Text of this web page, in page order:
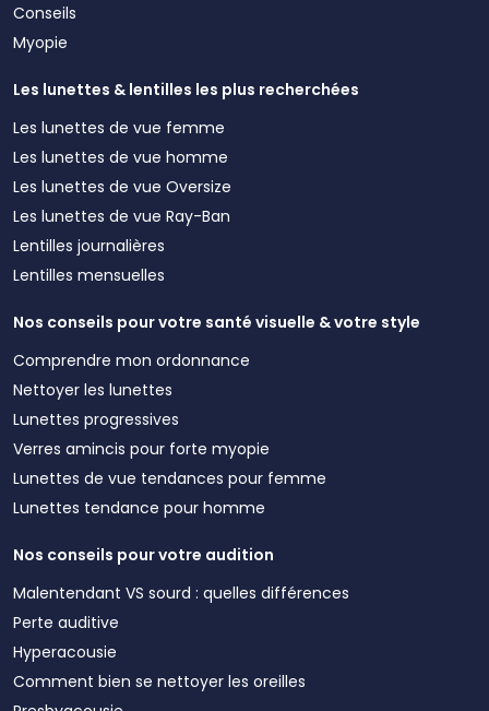
Conseils
Myopie
Les lunettes & lentilles les plus recherchées
Les lunettes de vue femme
Les lunettes de vue homme
Les lunettes de vue Oversize
Les lunettes de vue Ray-Ban
Lentilles journalières
Lentilles mensuelles
Nos conseils pour votre santé visuelle & votre style
Comprendre mon ordonnance
Nettoyer les lunettes
Lunettes progressives
Verres amincis pour forte myopie
Lunettes de vue tendances pour femme
Lunettes tendance pour homme
Nos conseils pour votre audition
Malentendant VS sourd : quelles différences
Perte auditive
Hyperacousie
Comment bien se nettoyer les oreilles